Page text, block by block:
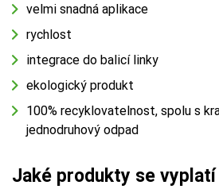
velmi snadná aplikace
rychlost
integrace do balicí linky
ekologický produkt
100% recyklovatelnost, spolu s
jednodruhový odpad
Jaké produkty se